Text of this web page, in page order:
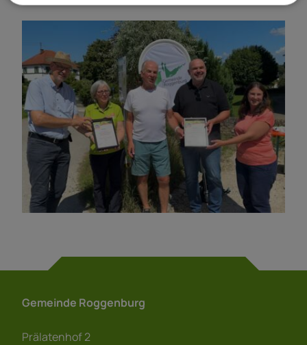
Gemeinde Roggenburg
Prälatenhof 2